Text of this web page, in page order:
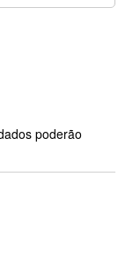
poderão